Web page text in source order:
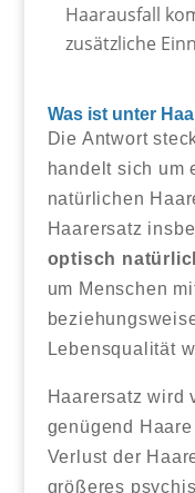
Haarausfall
zusätzliche
Was ist unter
Die Antwort
handelt sich um
natürlichen
Haarersatz
optisch
um Menschen
Lebensqualität
Haarersatz wird
genügend
Verlust der
größeres